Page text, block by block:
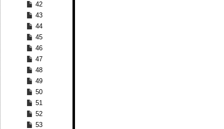
42
43
44
45
46
47
48
49
50
51
52
53